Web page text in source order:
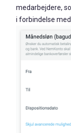
medarbejdere,
i forbindelse med